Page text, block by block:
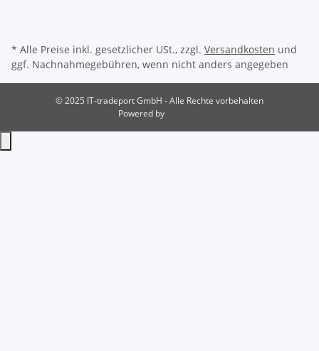
* Alle Preise inkl. gesetzlicher USt., zzgl. Versandkosten und
ggf. Nachnahmegebühren, wenn nicht anders angegeben
© 2025 IT-tradeport GmbH - Alle Rechte vorbehalten
Powered by